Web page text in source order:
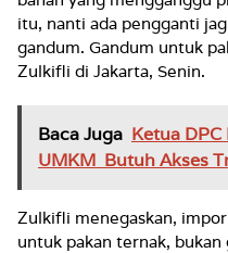
itu, nanti ada pengganti
gandum. Gandum untuk
Zulkifli di Jakarta, Senin.
Baca Juga Ketua DPC
UMKM Butuh Akses
Zulkifli menegaskan,
untuk pakan ternak,